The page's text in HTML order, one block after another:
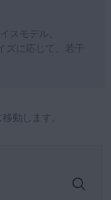
スモデル、
ズに応じて、若干
動します。